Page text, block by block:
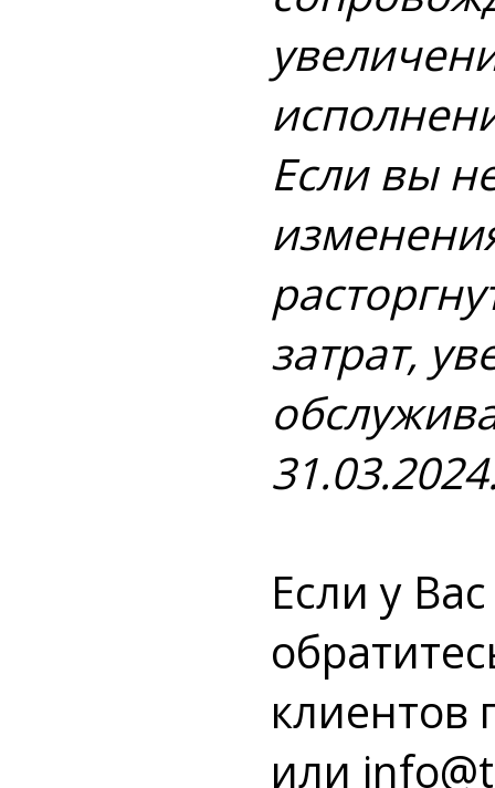
Если вы
затрат,
Если у
клиентов
или